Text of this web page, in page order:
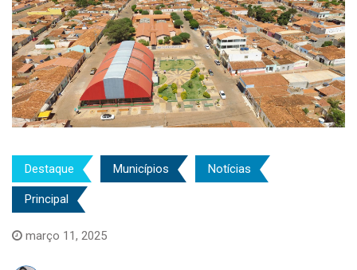
Destaque Municípios Notícias
Principal
março 11, 2025